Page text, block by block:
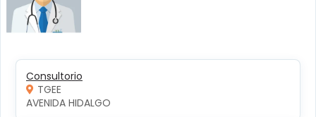
Consultorio
TGEE
AVENIDA HIDALGO